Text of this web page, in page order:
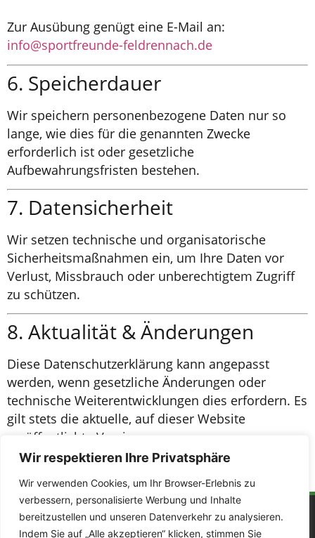
Wir respektieren Ihre Privatsphäre
Wir verwenden Cookies, um Ihr Browser-Erlebnis zu
verbessern, personalisierte Werbung und Inhalte
bereitzustellen und unseren Datenverkehr zu analysieren.
Indem Sie auf „Alle akzeptieren“ klicken, stimmen Sie
Zur Ausübung genügt eine E-Mail an:
info@sportfreunde-feldrennach.de
6. Speicherdauer
Wir speichern personenbezogene Daten nur so
lange, wie dies für die genannten Zwecke
erforderlich ist oder gesetzliche
Aufbewahrungsfristen bestehen.
7. Datensicherheit
Wir setzen technische und organisatorische
Sicherheitsmaßnahmen ein, um Ihre Daten vor
Verlust, Missbrauch oder unberechtigtem Zugriff
zu schützen.
8. Aktualität & Änderungen
Diese Datenschutzerklärung kann angepasst
werden, wenn gesetzliche Änderungen oder
technische Weiterentwicklungen dies erfordern. Es
gilt stets die aktuelle, auf dieser Website
veröffentlichte Version.
Letzte Aktualisierung: 21.11.2025
Quicklinks